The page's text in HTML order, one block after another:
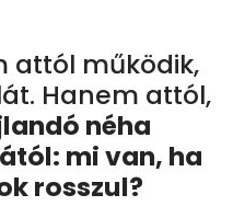
attól működik,
Hanem attól,
néha
mi van, ha
rosszul?